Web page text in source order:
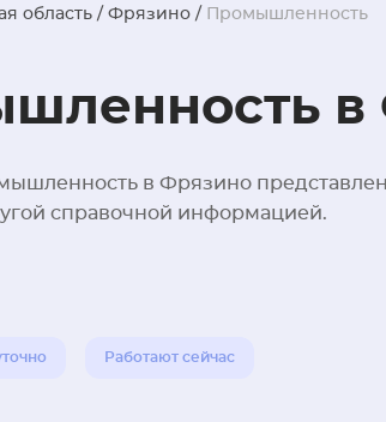
область / Фрязино / Промышленность
в
в Фрязино
справочной информацией.
Работают сейчас